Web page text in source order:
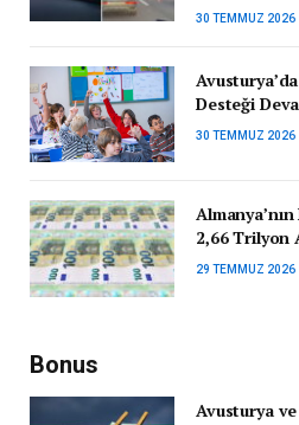
30 TEMMUZ 2026
Desteği
30 TEMMUZ 2026
2,66 Trilyon
29 TEMMUZ 2026
Bonus
Avusturya